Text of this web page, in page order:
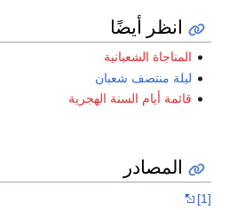
انظر أيضًا
المناجاة الشعبانية
ليلة منتصف شعبان
قائمة أيام السنة الهجرية
المصادر
[1]